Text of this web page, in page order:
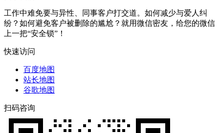
工作中难免要与异性、同事客户打交道。如何减少与爱人纠
纷？如何避免客户被删除的尴尬？就用微信密友，给您的微信
上一把“安全锁”！
快速访问
百度地图
站长地图
谷歌地图
扫码咨询